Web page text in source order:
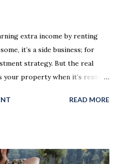
extra income by renting
it’s a side business; for
strategy. But the real
your property when it’s rented
for 20 years, can they claim
In Indian property
READ MORE